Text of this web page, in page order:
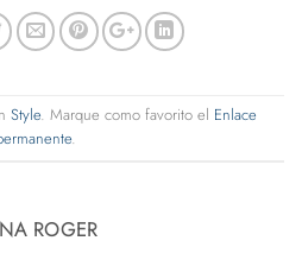
Style. Marque como favorito el Enlace
.
ROGER